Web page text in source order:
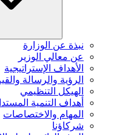
نبذة عن الوزارة
عن معالي الوزير
الأهداف الإستراتيجية
الرؤية والرسالة
الهيكل التنظيمي
أهداف التنمية
المهام والاختصاصات
شركاؤنا